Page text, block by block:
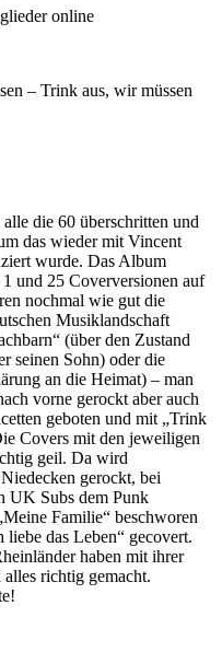
online
– Trink aus, wir müssen
die 60 überschritten und
das wieder mit Vincent
wurde. Das Album
und 25 Coverversionen auf
nochmal wie gut die
Musiklandschaft
(über den Zustand
seinen Sohn) oder die
an die Heimat) – man
vorne gerockt aber auch
geboten und mit „Trink
Covers mit den jeweiligen
geil. Da wird
gerockt, bei
UK Subs dem Punk
Familie“ beschworen
das Leben“ gecovert.
haben mit ihrer
richtig gemacht.